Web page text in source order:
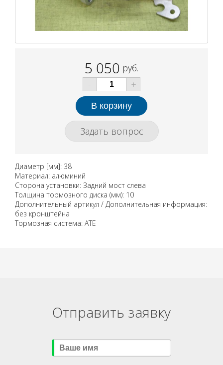
5 050 руб.
-
+
Задать вопрос
Диаметр [мм]: 38
Материал: алюминий
Сторона установки: Задний мост слева
Толщина тормозного диска (мм): 10
Дополнительный артикул / Дополнительная информация:
без кронштейна
Тормозная система: ATE
Отправить заявку